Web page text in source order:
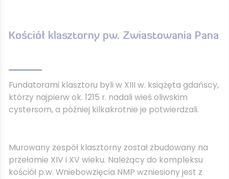
Kościół klasztorny pw. Zwiastowania Pana
Fundatorami klasztoru byli w XIII w. książęta gdańscy,
którzy najpierw ok. 1215 r. nadali wieś oliwskim
cystersom, a później kilkakrotnie je potwierdzali.
Murowany zespół klasztorny został zbudowany na
przełomie XIV i XV wieku. Należący do kompleksu
kościół p.w. Wniebowzięcia NMP wzniesiony jest z